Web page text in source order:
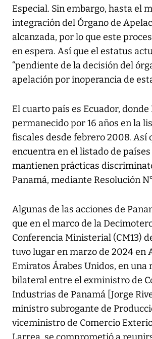
Especial. Sin embargo, hasta el
integración del Órgano de
alcanzada, por lo que este
en espera. Así que el estatus
“pendiente de la decisión del
apelación por inoperancia de
El cuarto país es Ecuador, donde
permanecido por 16 años en la
fiscales desde febrero 2008. Así
encuentra en el listado de países
mantienen prácticas
Panamá, mediante Resolución
Algunas de las acciones de
que en el marco de la
Conferencia Ministerial (CM13)
tuvo lugar en marzo de 2024 en
Emiratos Árabes Unidos, en una
bilateral entre el exministro de
Industrias de Panamá [Jorge
ministro subrogante de
viceministro de Comercio
Larrea. se comprometió a